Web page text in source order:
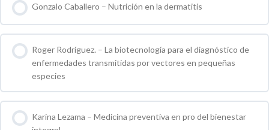
Gonzalo Caballero – Nutrición en la dermatitis
0 % COMPLETO 0 / 0 pasos
Roger Rodríguez. – La biotecnología para el diagnóstico de
enfermedades transmitidas por vectores en pequeñas
especies
0 % COMPLETO 0 / 0 pasos
Karina Lezama – Medicina preventiva en pro del bienestar